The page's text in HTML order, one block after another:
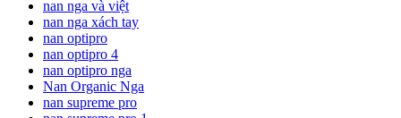
nan nga và việt
nan nga xách tay
nan optipro
nan optipro 4
nan optipro nga
Nan Organic Nga
nan supreme pro